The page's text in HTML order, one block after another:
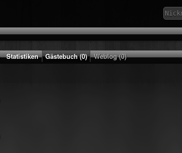
Statistiken Gästebuch (0)
Weblog (0)